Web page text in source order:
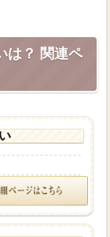
は？ 関連ペ